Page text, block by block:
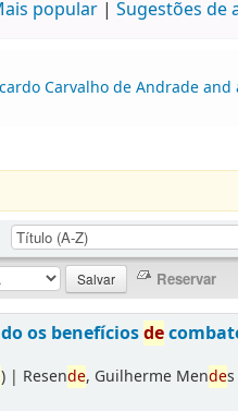
popular Sugestões de
Carvalho de Andrade
os benefíciosde
) | Resende, Guilherme Mendes